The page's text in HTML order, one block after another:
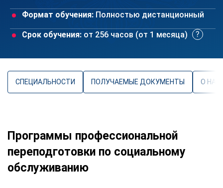
Формат обучения: Полностью дистанционный
Срок обучения: от 256 часов (от 1 месяца)
СПЕЦИАЛЬНОСТИ ПОЛУЧАЕМЫЕ ДОКУМЕНТЫ О
Программы профессиональной
переподготовки по социальному
обслуживанию